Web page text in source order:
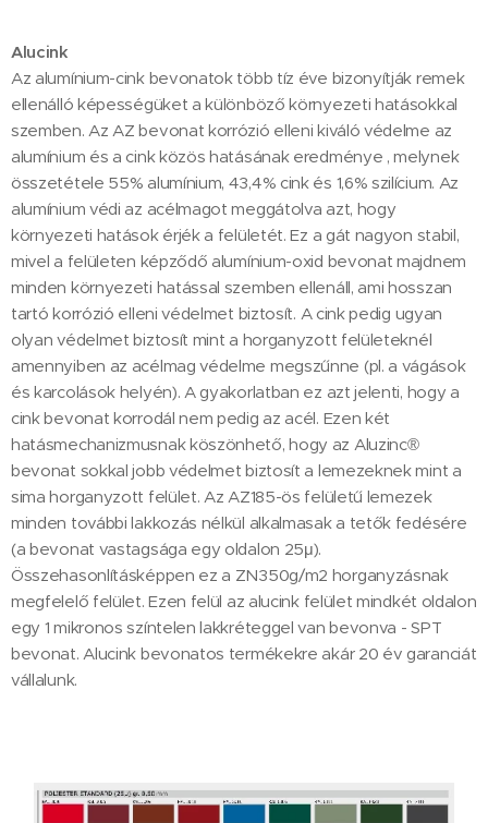
Alucink
Az alumínium-cink bevonatok több tíz éve bizonyítják remek
ellenálló képességüket a különböző környezeti hatásokkal
szemben. Az AZ bevonat korrózió elleni kiváló védelme az
alumínium és a cink közös hatásának eredménye , melynek
összetétele 55% alumínium, 43,4% cink és 1,6% szilícium. Az
alumínium védi az acélmagot meggátolva azt, hogy
környezeti hatások érjék a felületét. Ez a gát nagyon stabil,
mivel a felületen képződő alumínium-oxid bevonat majdnem
minden környezeti hatással szemben ellenáll, ami hosszan
tartó korrózió elleni védelmet biztosít. A cink pedig ugyan
olyan védelmet biztosít mint a horganyzott felületeknél
amennyiben az acélmag védelme megszűnne (pl. a vágások
és karcolások helyén). A gyakorlatban ez azt jelenti, hogy a
cink bevonat korrodál nem pedig az acél. Ezen két
hatásmechanizmusnak köszönhető, hogy az Aluzinc®
bevonat sokkal jobb védelmet biztosít a lemezeknek mint a
sima horganyzott felület. Az AZ185-ös felületű lemezek
minden további lakkozás nélkül alkalmasak a tetők fedésére
(a bevonat vastagsága egy oldalon 25μ).
Összehasonlításképpen ez a ZN350g/m2 horganyzásnak
megfelelő felület. Ezen felül az alucink felület mindkét oldalon
egy 1 mikronos színtelen lakkréteggel van bevonva - SPT
bevonat. Alucink bevonatos termékekre akár 20 év garanciát
vállalunk.